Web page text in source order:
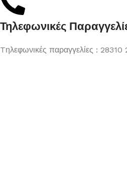
Τηλεφωνικές
Tηλεφωνικές παραγγελίες : 28310